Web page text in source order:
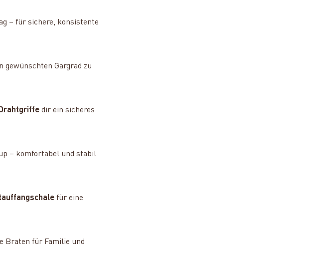
– für sichere, konsistente
gewünschten Gargrad zu
dir ein sicheres
– komfortabel und stabil
für eine
Braten für Familie und